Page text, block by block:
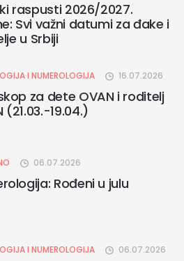
raspusti 2026/2027.
Svi važni datumi za đake i
u Srbiji
I NUMEROLOGIJA 16.07.2026
za dete OVAN i roditelj
(21.03.-19.04.)
06.07.2026
Rođeni u julu
I NUMEROLOGIJA 06.07.2026